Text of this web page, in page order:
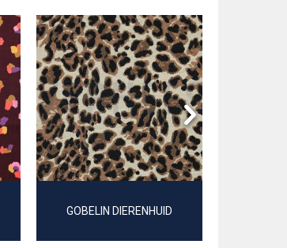
GOBELIN DIERENHUID